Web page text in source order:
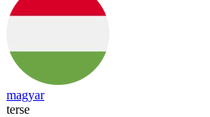
magyar
terse